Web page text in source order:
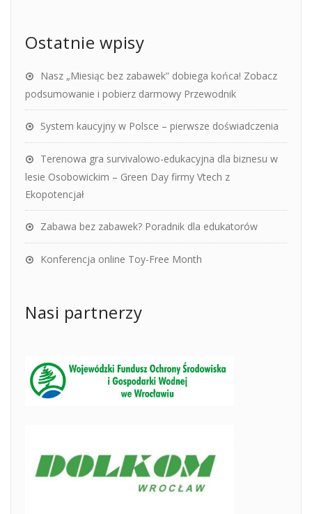
Ostatnie wpisy
Nasz „Miesiąc bez zabawek” dobiega końca! Zobacz
podsumowanie i pobierz darmowy Przewodnik
System kaucyjny w Polsce – pierwsze doświadczenia
Terenowa gra survivalowo-edukacyjna dla biznesu w
lesie Osobowickim – Green Day firmy Vtech z
Ekopotencjał
Zabawa bez zabawek? Poradnik dla edukatorów
Konferencja online Toy-Free Month
Nasi partnerzy